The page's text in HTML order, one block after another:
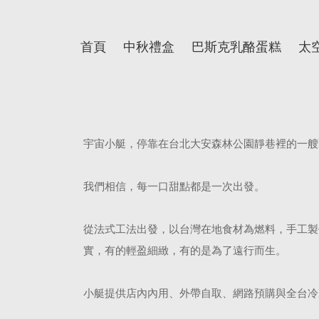
首頁 中秋禮盒 巴斯克乳酪蛋糕 太
宇宙小艇，停靠在台北大安森林公園靜巷裡的一艘
我們相信，每一口甜點都是一次出發。
從法式工法出發，以台灣在地食材為燃料，手工
實，有的輕盈細緻，有的是為了遠行而生。
小艇提供店內內用、外帶自取、網路預購與全台